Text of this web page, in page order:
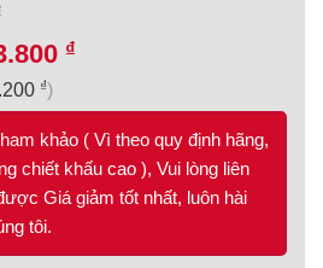
₫
₫)
khảo ( Vì theo quy định hãng,
chiết khấu cao ), Vui lòng liên
Giá giảm tốt nhất, luôn hài
tôi.